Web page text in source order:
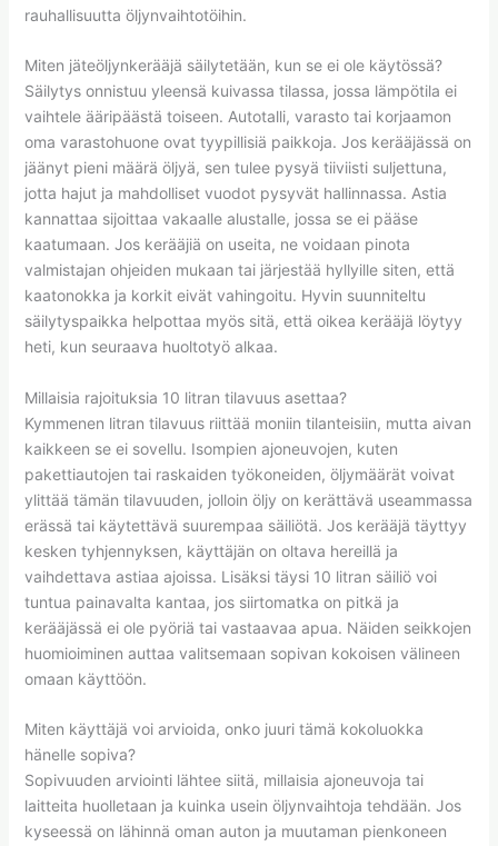
rauhallisuutta öljynvaihtotöihin.
Miten jäteöljynkerääjä säilytetään, kun se ei ole käytössä?
Säilytys onnistuu yleensä kuivassa tilassa, jossa lämpötila ei
vaihtele ääripäästä toiseen. Autotalli, varasto tai korjaamon
oma varastohuone ovat tyypillisiä paikkoja. Jos kerääjässä on
jäänyt pieni määrä öljyä, sen tulee pysyä tiiviisti suljettuna,
jotta hajut ja mahdolliset vuodot pysyvät hallinnassa. Astia
kannattaa sijoittaa vakaalle alustalle, jossa se ei pääse
kaatumaan. Jos kerääjiä on useita, ne voidaan pinota
valmistajan ohjeiden mukaan tai järjestää hyllyille siten, että
kaatonokka ja korkit eivät vahingoitu. Hyvin suunniteltu
säilytyspaikka helpottaa myös sitä, että oikea kerääjä löytyy
heti, kun seuraava huoltotyö alkaa.
Millaisia rajoituksia 10 litran tilavuus asettaa?
Kymmenen litran tilavuus riittää moniin tilanteisiin, mutta aivan
kaikkeen se ei sovellu. Isompien ajoneuvojen, kuten
pakettiautojen tai raskaiden työkoneiden, öljymäärät voivat
ylittää tämän tilavuuden, jolloin öljy on kerättävä useammassa
erässä tai käytettävä suurempaa säiliötä. Jos kerääjä täyttyy
kesken tyhjennyksen, käyttäjän on oltava hereillä ja
vaihdettava astiaa ajoissa. Lisäksi täysi 10 litran säiliö voi
tuntua painavalta kantaa, jos siirtomatka on pitkä ja
kerääjässä ei ole pyöriä tai vastaavaa apua. Näiden seikkojen
huomioiminen auttaa valitsemaan sopivan kokoisen välineen
omaan käyttöön.
Miten käyttäjä voi arvioida, onko juuri tämä kokoluokka
hänelle sopiva?
Sopivuuden arviointi lähtee siitä, millaisia ajoneuvoja tai
laitteita huolletaan ja kuinka usein öljynvaihtoja tehdään. Jos
kyseessä on lähinnä oman auton ja muutaman pienkoneen